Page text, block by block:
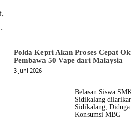
Polda Kepri Akan Proses Cepat
Pembawa 50 Vape dari Malaysia
3 Juni 2026
Belasan Siswa
Sidikalang
Sidikalang,
Konsumsi MBG